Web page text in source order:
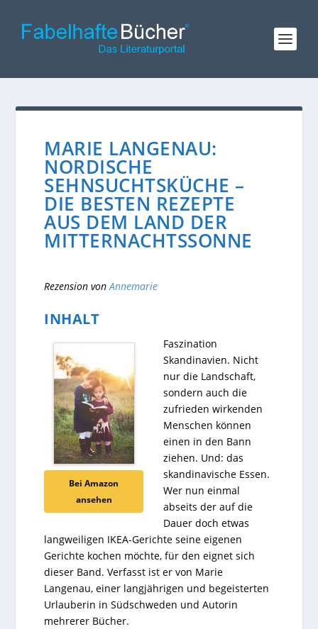
MARIE LANGENAU:
NORDISCHE
SEHNSUCHTSKÜCHE –
DIE BESTEN REZEPTE
AUS DEM LAND DER
MITTERNACHTSSONNE
Rezension vonAnnemarie
INHALT
Bei Amazon
ansehen
Faszination
Skandinavien. Nicht
nur die Landschaft,
sondern auch die
zufrieden wirkenden
Menschen können
einen in den Bann
ziehen. Und: das
skandinavische Essen.
Wer nun einmal
abseits der auf die
Dauer doch etwas
langweiligen IKEA-Gerichte seine eigenen
Gerichte kochen möchte, für den eignet sich
dieser Band. Verfasst ist er von Marie
Langenau, einer langjährigen und begeisterten
Urlauberin in Südschweden und Autorin
mehrerer Bücher.